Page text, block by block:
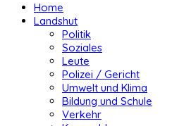
Home
Landshut
Politik
Soziales
Leute
Polizei / Gericht
Umwelt und Klima
Bildung und Schule
Verkehr